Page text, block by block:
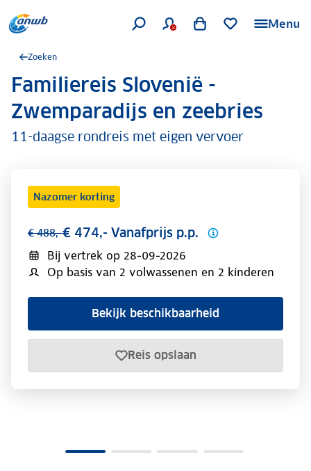
Menu
Zoeken
.Familiereis Slovenië -
Zwemparadijs en zeebries
11-daagse rondreis met eigen vervoer
Nazomer korting
€ 488,-€ 474,- Vanafprijs p.p.
Bij vertrek op 28-09-2026
Op basis van 2 volwassenen en 2 kinderen
Bekijk beschikbaarheid
Reis opslaan